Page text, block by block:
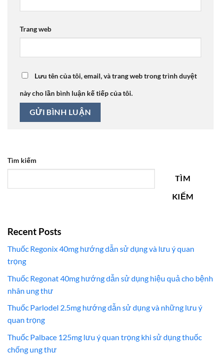
Trang web
Lưu tên của tôi, email, và trang web trong trình duyệt
này cho lần bình luận kế tiếp của tôi.
Tìm kiếm
TÌM
KIẾM
Recent Posts
Thuốc Regonix 40mg hướng dẫn sử dụng và lưu ý quan
trọng
Thuốc Regonat 40mg hướng dẫn sử dụng hiệu quả cho bệnh
nhân ung thư
Thuốc Parlodel 2.5mg hướng dẫn sử dụng và những lưu ý
quan trọng
Thuốc Palbace 125mg lưu ý quan trọng khi sử dụng thuốc
chống ung thư